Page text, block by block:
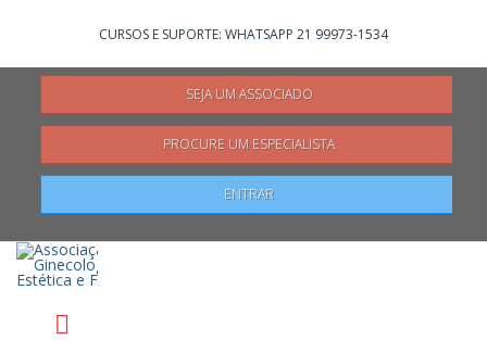
Pesquisar
CURSOS E SUPORTE: WHATSAPP 21 99973-1534
SEJA UM ASSOCIADO
PROCURE UM ESPECIALISTA
ENTRAR